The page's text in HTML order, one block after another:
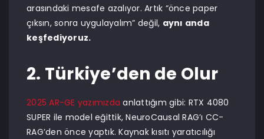
arasındaki mesafe azalıyor. Artık “önce paper
çıksın, sonra uygulayalım” değil, aynı anda
keşfediyoruz.
2. Türkiye’den de Olur
2025 AR-GE yazımızda anlattığım gibi: RTX 4080
SUPER ile model eğittik, NeuroCausal RAG’ı CC-
RAG’den önce yaptık. Kaynak kısıtı yaratıcılığı